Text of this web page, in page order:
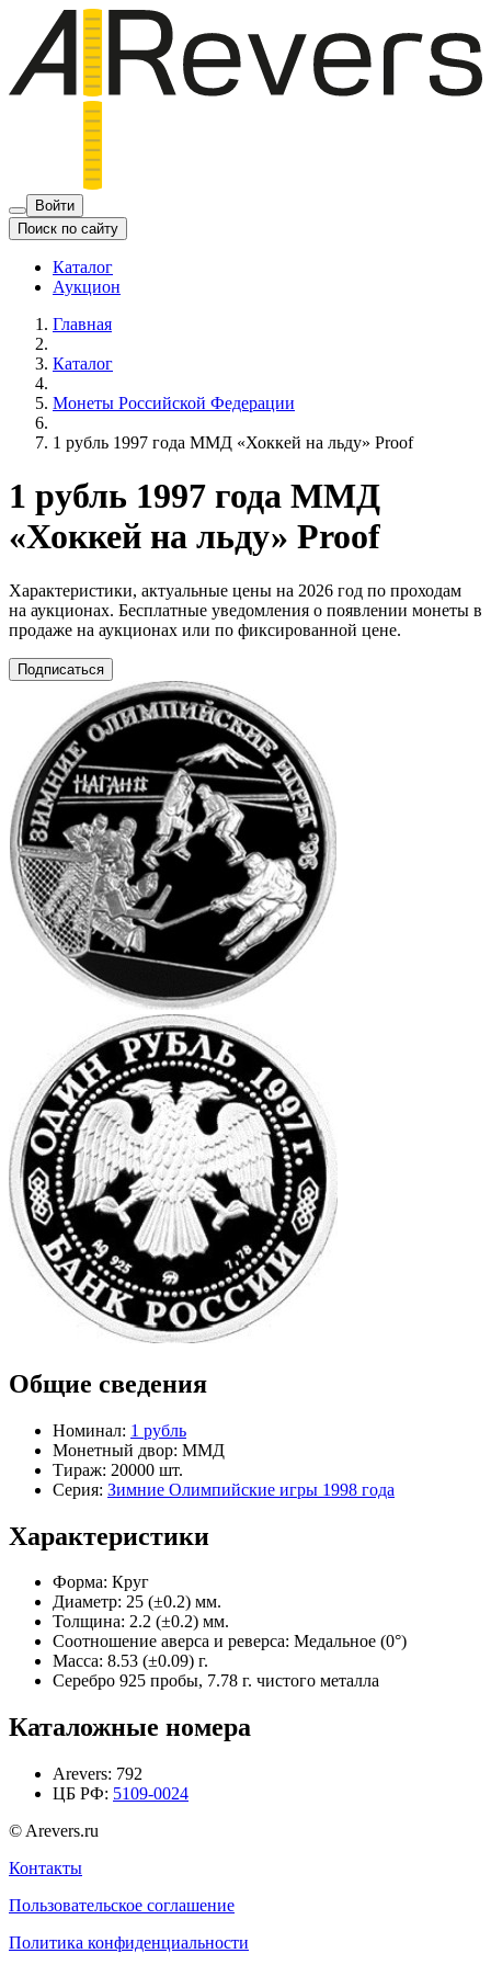
Войти
Поиск по сайту
Каталог
Аукцион
Главная
Каталог
Монеты Российской Федерации
1 рубль 1997 года ММД «Хоккей на льду» Proof
1 рубль 1997 года ММД
«Хоккей на льду» Proof
Характеристики, актуальные цены на 2026 год по проходам
на аукционах. Бесплатные уведомления о появлении монеты в
продаже на аукционах или по фиксированной цене.
Подписаться
Общие сведения
Номинал: 1 рубль
Монетный двор: ММД
Тираж: 20000 шт.
Серия: Зимние Олимпийские игры 1998 года
Характеристики
Форма: Круг
Диаметр: 25 (±0.2) мм.
Толщина: 2.2 (±0.2) мм.
Соотношение аверса и реверса: Медальное (0°)
Масса: 8.53 (±0.09) г.
Серебро 925 пробы, 7.78 г. чистого металла
Каталожные номера
Arevers: 792
ЦБ РФ: 5109-0024
© Arevers.ru
Контакты
Пользовательское соглашение
Политика конфиденциальности